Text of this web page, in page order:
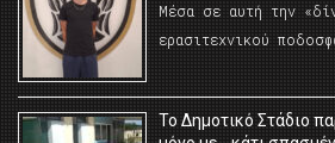
Μέσα σε αυτή την
ερασιτεχνικού
Το Δημοτικό Στάδιο